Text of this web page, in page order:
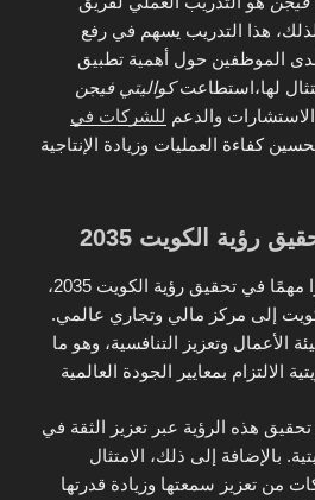
هذا التدريب يسهم في رفع
الموظفين حول أهمية تطبيق
لها،استطاعتكواليتي فيجن
والدعم للشركات في
كفاءة العمليات وزيادة الإنتاجية
رؤية الكويت 2035
تلعب الجودة الشاملة دورًا مهمًا في تحقيق رؤية الكويت 2035،
إلى مركز مالي وتجاري عالمي.
الأعمال وتعزيز التنافسية، وهو ما
الالتزام بمعايير الجودة العالمية
هذه الرؤية عبر تعزيز الثقة في
بالإضافة إلى ذلك، الامتثال
من تعزيز سمعتها وزيادة قدرتها